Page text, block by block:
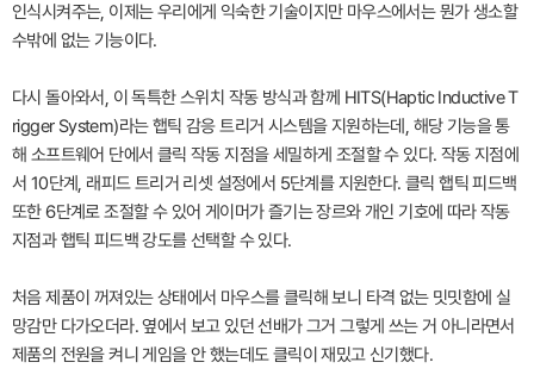
인식시켜주는, 이제는 우리에게 익숙한 기술이지만 마우스에서는 뭔가 생소할
수밖에 없는 기능이다.
다시 돌아와서, 이 독특한 스위치 작동 방식과 함께 HITS(Haptic Inductive T
rigger System)라는 햅틱 감응 트리거 시스템을 지원하는데, 해당 기능을 통
해 소프트웨어 단에서 클릭 작동 지점을 세밀하게 조절할 수 있다. 작동 지점에
서 10단계, 래피드 트리거 리셋 설정에서 5단계를 지원한다. 클릭 햅틱 피드백
또한 6단계로 조절할 수 있어 게이머가 즐기는 장르와 개인 기호에 따라 작동
지점과 햅틱 피드백 강도를 선택할 수 있다.
처음 제품이 꺼져있는 상태에서 마우스를 클릭해 보니 타격 없는 밋밋함에 실
망감만 다가오더라. 옆에서 보고 있던 선배가 그거 그렇게 쓰는 거 아니라면서
제품의 전원을 켜니 게임을 안 했는데도 클릭이 재밌고 신기했다.